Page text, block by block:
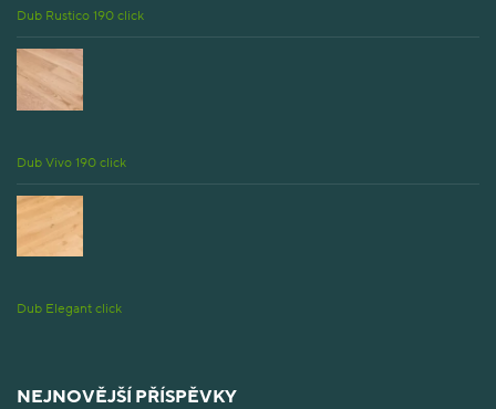
Dub Rustico 190 click
Dub Vivo 190 click
Dub Elegant click
NEJNOVĚJŠÍ PŘÍSPĚVKY